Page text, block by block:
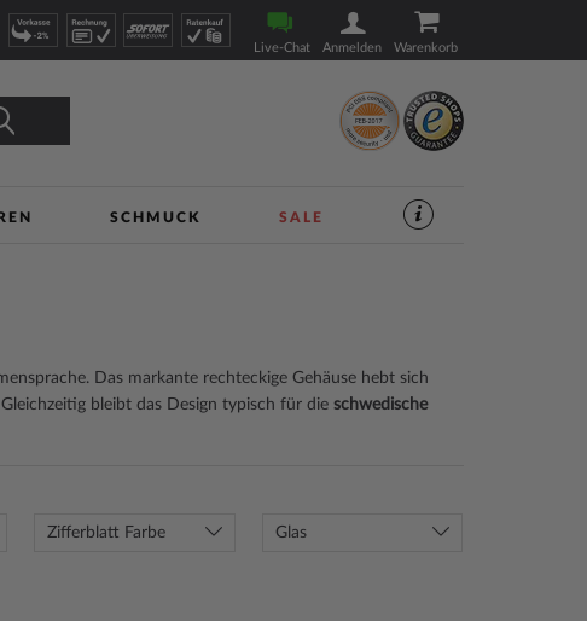
Live-Chat Anmelden Warenkorb
SCHMUCK SALE
SERVICES
Das markante rechteckige Gehäuse hebt sich
bleibt das Design typisch für die schwedische
Zifferblatt Farbe Glas